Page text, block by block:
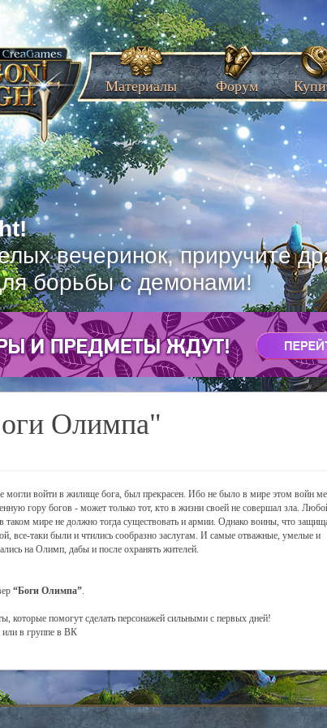
вечеринок, приручите
борьбы с демонами!
Материалы Форум
Олимпа"
могли войти в жилище бога, был прекрасен. Ибо не было в мире этом войн
гору богов - может только тот, кто в жизни своей не совершал зла.
таком мире не должно тогда существовать и армии. Однако воины, что
все-таки были и чтились сообразно заслугам. И самые отважные, умелые и
на Олимп, дабы и после охранять жителей.
“Боги Олимпа”.
которые помогут сделать персонажей сильными с первых дней!
в группе в ВК